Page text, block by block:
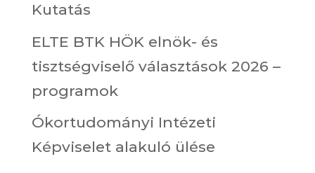
Kutatás
ELTE BTK HÖK elnök- és
tisztségviselő választások 2026 –
programok
Ókortudományi Intézeti
Képviselet alakuló ülése